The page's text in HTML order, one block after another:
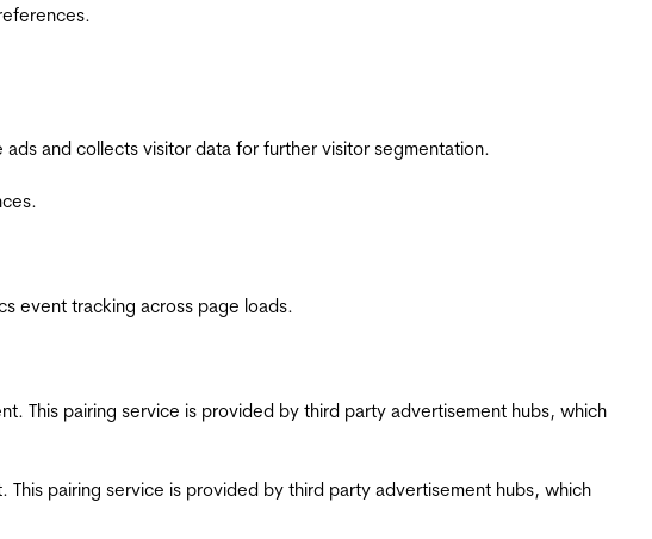
and collects visitor data for further visitor segmentation.
event tracking across page loads.
This pairing service is provided by third party advertisement hubs, which
pairing service is provided by third party advertisement hubs, which